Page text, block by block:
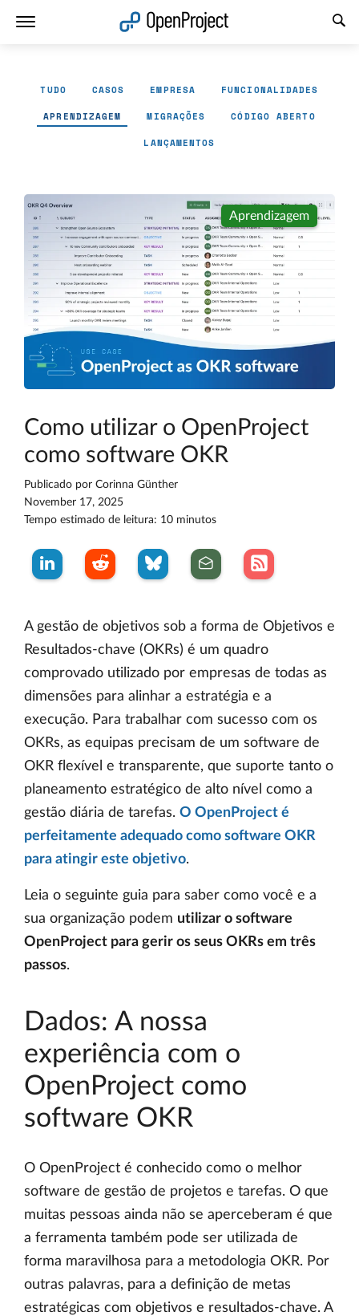
TUDO CASOS EMPRESA FUNCIONALIDADES
APRENDIZAGEM MIGRAÇÕES CÓDIGO ABERTO
LANÇAMENTOS
Aprendizagem
Como utilizar o OpenProject
como software OKR
Publicado por Corinna Günther
November 17, 2025
Tempo estimado de leitura: 10 minutos
A gestão de objetivos sob a forma de Objetivos e
Resultados-chave (OKRs) é um quadro
comprovado utilizado por empresas de todas as
dimensões para alinhar a estratégia e a
execução. Para trabalhar com sucesso com os
OKRs, as equipas precisam de um software de
OKR flexível e transparente, que suporte tanto o
planeamento estratégico de alto nível como a
gestão diária de tarefas. O OpenProject é
perfeitamente adequado como software OKR
para atingir este objetivo.
Leia o seguinte guia para saber como você e a
sua organização podem utilizar o software
OpenProject para gerir os seus OKRs em três
passos.
Dados: A nossa
experiência com o
OpenProject como
software OKR
O OpenProject é conhecido como o melhor
software de gestão de projetos e tarefas. O que
muitas pessoas ainda não se aperceberam é que
a ferramenta também pode ser utilizada de
forma maravilhosa para a metodologia OKR. Por
outras palavras, para a definição de metas
estratégicas com objetivos e resultados-chave. A
Abrir a ligação num novo separador